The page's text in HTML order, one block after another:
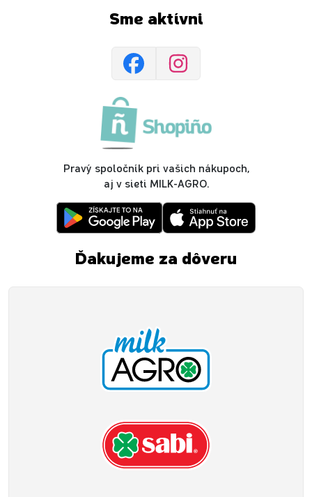
Sme aktívni
Pravý spoločník pri vašich nákupoch,
aj v sieti MILK-AGRO.
Ďakujeme za dôveru